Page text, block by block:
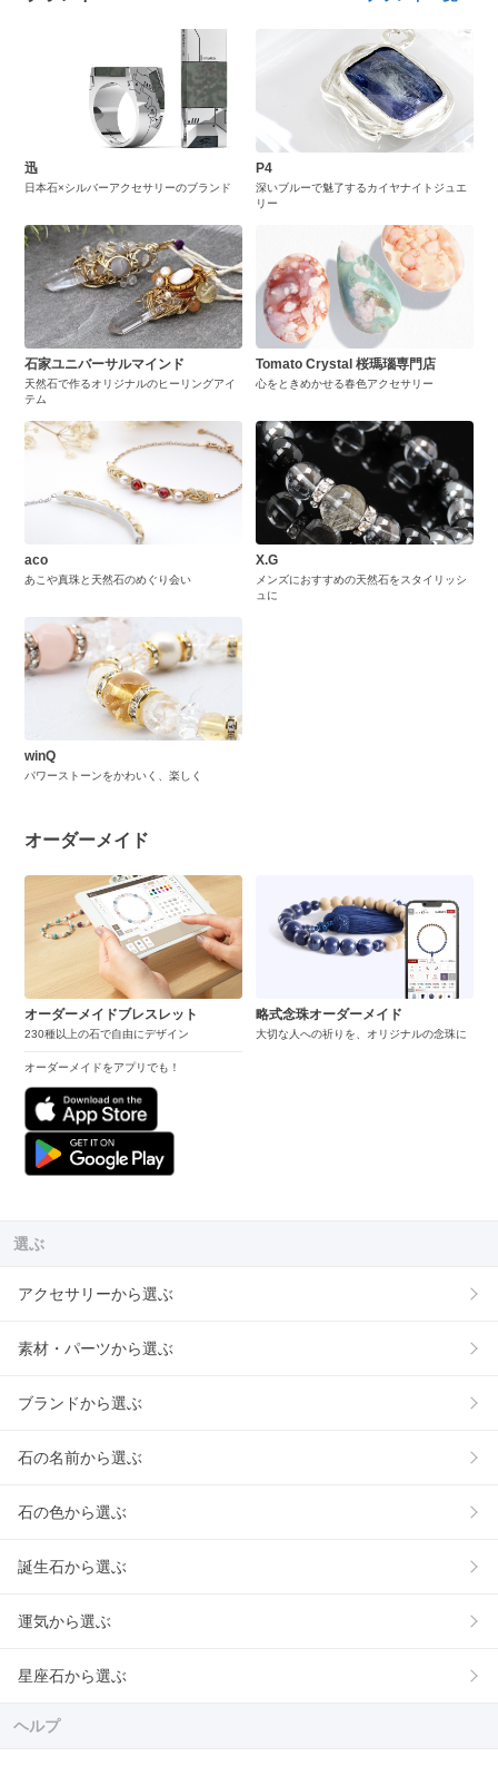
迅
日本石×シルバーアクセサリーのブランド
P4
深いブルーで魅了するカイヤナイトジュエ
リー
石家ユニバーサルマインド
天然石で作るオリジナルのヒーリングアイ
テム
Tomato Crystal 桜瑪瑙専門店
心をときめかせる春色アクセサリー
aco
あこや真珠と天然石のめぐり会い
X.G
メンズにおすすめの天然石をスタイリッシ
ュに
winQ
パワーストーンをかわいく、楽しく
オーダーメイド
オーダーメイドブレスレット
230種以上の石で自由にデザイン
オーダーメイドをアプリでも！
略式念珠オーダーメイド
大切な人への祈りを、オリジナルの念珠に
選ぶ
アクセサリーから選ぶ
素材・パーツから選ぶ
ブランドから選ぶ
石の名前から選ぶ
石の色から選ぶ
誕生石から選ぶ
運気から選ぶ
星座石から選ぶ
ヘルプ